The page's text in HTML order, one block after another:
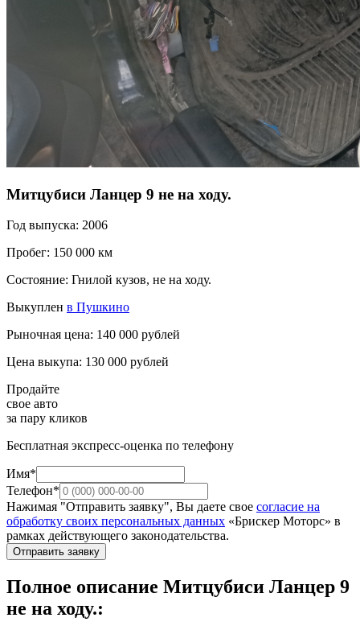
Митцубиси Ланцер 9 не на ходу.
Год выпуска: 2006
Пробег: 150 000 км
Состояние: Гнилой кузов, не на ходу.
Выкуплен в Пушкино
Рыночная цена: 140 000 рублей
Цена выкупа: 130 000 рублей
Продайте
свое авто
за пару кликов
Бесплатная экспресс-оценка по телефону
Имя*
Телефон*
Нажимая "Отправить заявку", Вы даете свое согласие на
обработку своих персональных данных «Брискер Моторс» в
рамках действующего законодательства.
Отправить заявку
Полное описание Митцубиси Ланцер 9
не на ходу.: